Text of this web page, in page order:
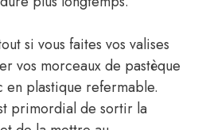
si vous faites vos valises
vos morceaux de pastèque
en plastique refermable.
primordial de sortir la